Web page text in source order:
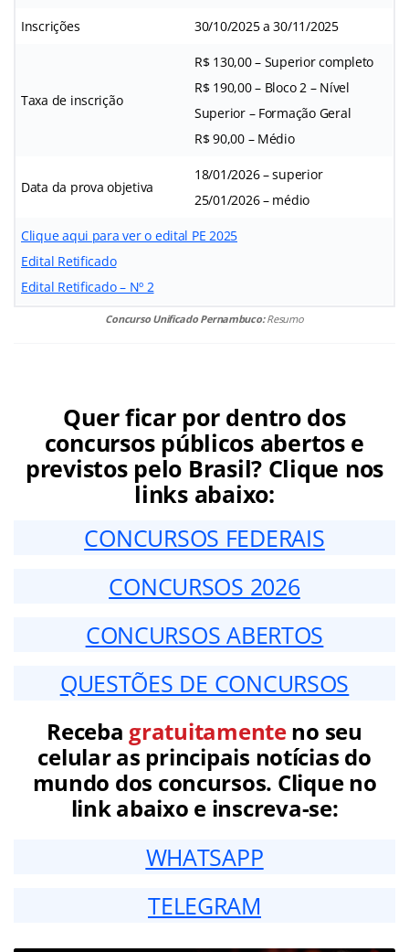
Inscrições 30/10/2025 a 30/11/2025
Taxa de inscrição
R$ 130,00 – Superior completo
R$ 190,00 – Bloco 2 – Nível
Superior – Formação Geral
R$ 90,00 – Médio
Data da prova objetiva
18/01/2026 – superior
25/01/2026 – médio
Clique aqui para ver o edital PE 2025
Edital Retificado
Edital Retificado – Nº 2
Concurso Unificado Pernambuco:Resumo
Quer ficar por dentro dos
concursos públicos abertos e
previstos pelo Brasil? Clique nos
links abaixo:
CONCURSOS FEDERAIS
CONCURSOS 2026
CONCURSOS ABERTOS
QUESTÕES DE CONCURSOS
Receba gratuitamenteno seu
celular as principais notícias do
mundo dos concursos. Clique no
link abaixo e inscreva-se:
WHATSAPP
TELEGRAM